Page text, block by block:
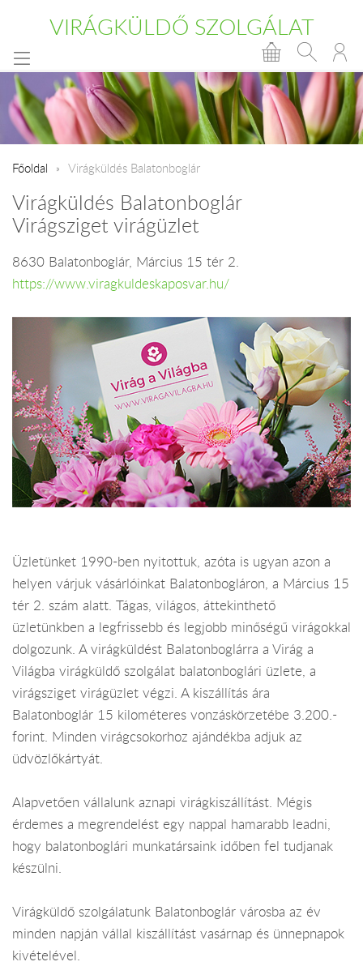
VIRÁGKÜLDŐ SZOLGÁLAT
Főoldal Virágküldés Balatonboglár
Virágküldés Balatonboglár
Virágsziget virágüzlet
8630 Balatonboglár, Március 15 tér 2.
https://www.viragkuldeskaposvar.hu/
Üzletünket 1990-ben nyitottuk, azóta is ugyan azon a
helyen várjuk vásárlóinkat Balatonbogláron, a Március 15
tér 2. szám alatt. Tágas, világos, áttekinthető
üzletünkben a legfrissebb és legjobb minőségű virágokkal
dolgozunk. A virágküldést Balatonboglárra a Virág a
Világba virágküldő szolgálat balatonboglári üzlete, a
virágsziget virágüzlet végzi. A kiszállítás ára
Balatonboglár 15 kilométeres vonzáskörzetébe 3.200.-
forint. Minden virágcsokorhoz ajándékba adjuk az
üdvözlőkártyát.
Alapvetően vállalunk aznapi virágkiszállítást. Mégis
érdemes a megrendelést egy nappal hamarabb leadni,
hogy balatonboglári munkatársaink időben fel tudjanak
készülni.
Virágküldő szolgálatunk Balatonboglár városba az év
minden napján vállal kiszállítást vasárnap és ünnepnapok
kivételével.